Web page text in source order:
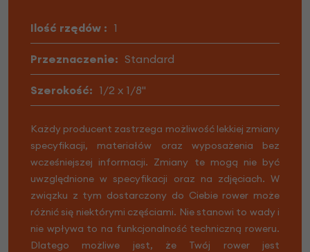
Ilość rzędów : 1
Przeznaczenie: Standard
Szerokość: 1/2 x 1/8"
Każdy producent zastrzega możliwość lekkiej zmiany
specyfikacji, materiałów oraz wyposażenia bez
wcześniejszej informacji. Zmiany te mogą nie być
uwzględnione w specyfikacji oraz na zdjęciach. W
związku z tym dostarczony do Ciebie rower może
różnić się niektórymi częściami. Nie stanowi to wady i
nie wpływa to na funkcjonalność techniczną roweru.
Dlatego możliwe jest, że Twój rower jest